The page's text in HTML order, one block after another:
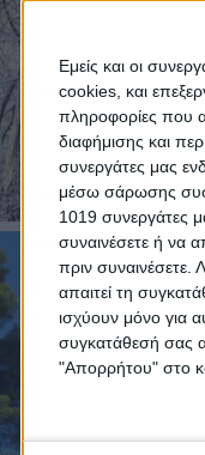
Εμείς και οι
cookies, και
πληροφορίες που
διαφήμισης και
συνεργάτες μας
μέσω σάρωσης
1019 συνεργάτες
συναινέσετε ή να
πριν συναινέσετε.
απαιτεί τη
ισχύουν μόνο για
συγκατάθεσή σας
"Απορρήτου" στο